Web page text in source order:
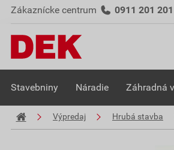
Zákaznícke centrum 0911 201 201
Stavebniny Náradie Záhradná
Výpredaj Hrubá stavba